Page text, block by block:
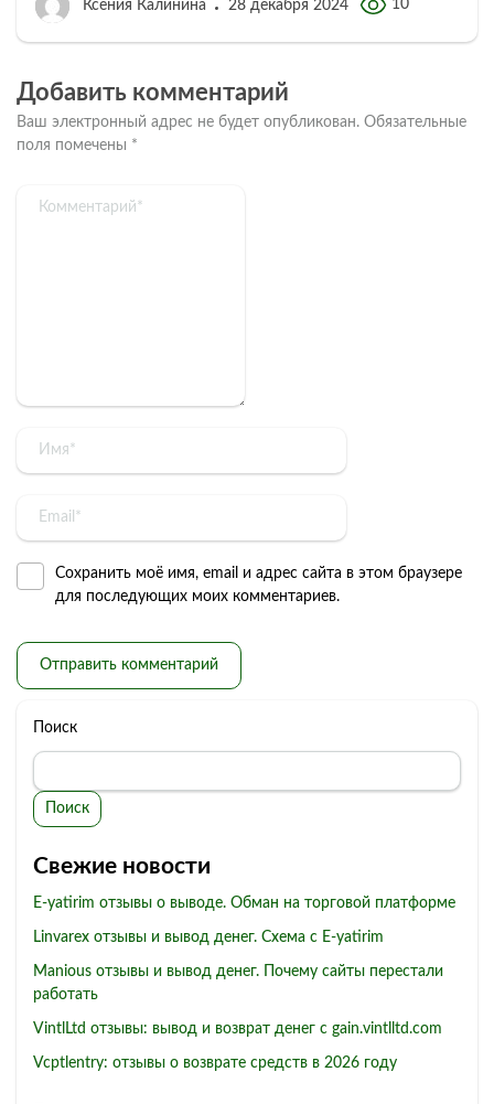
Ксения Калинина 28 декабря 2024 10
Добавить комментарий
Ваш электронный адрес не будет опубликован. Обязательные
поля помечены *
Сохранить моё имя, email и адрес сайта в этом браузере
для последующих моих комментариев.
Поиск
Поиск
Свежие новости
E-yatirim отзывы о выводе. Обман на торговой платформе
Linvarex отзывы и вывод денег. Схема с E-yatirim
Manious отзывы и вывод денег. Почему сайты перестали
работать
VintlLtd отзывы: вывод и возврат денег с gain.vintlltd.com
Vcptlentry: отзывы о возврате средств в 2026 году